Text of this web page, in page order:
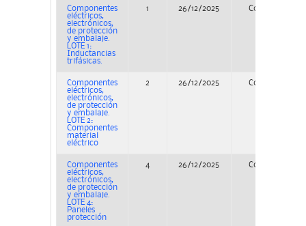
Componentes
eléctricos,
electrónicos,
de protección
y embalaje.
LOTE 1:
Inductancias
trifásicas.
1 26/12/2025 Concurso
Componentes
eléctricos,
electrónicos,
de protección
y embalaje.
LOTE 2:
Componentes
material
eléctrico
2 26/12/2025 Concurso
Componentes
eléctricos,
electrónicos,
de protección
y embalaje.
LOTE 4:
Paneles
protección
4 26/12/2025 Concurso